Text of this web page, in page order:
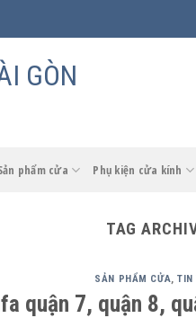
GÒN
phẩm cửa Phụ kiện cửa kính
TAG
SẢN PHẨM CỬA,TIN
quận 7, quận 8,